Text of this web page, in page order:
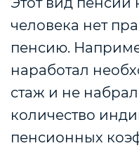
человека нет
пенсию.
наработал
стаж и не
количество
пенсионных